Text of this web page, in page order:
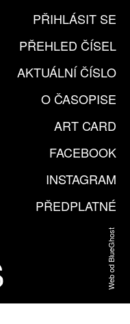
PŘIHLÁSIT SE
PŘEHLED ČÍSEL
AKTUÁLNÍ ČÍSLO
O ČASOPISE
ART CARD
FACEBOOK
INSTAGRAM
PŘEDPLATNÉ
Web od BlueGhost